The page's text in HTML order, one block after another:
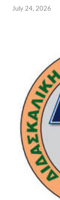
July 24, 2026